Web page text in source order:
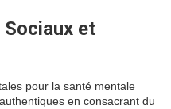
et
pour la santé mentale
en consacrant du